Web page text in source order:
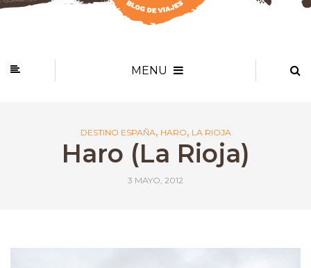
MENU
DESTINO ESPAÑA, HARO, LA RIOJA
Haro (La Rioja)
3 MAYO, 2012